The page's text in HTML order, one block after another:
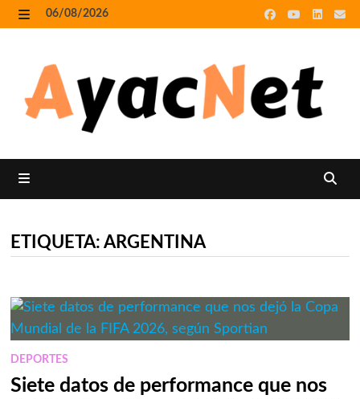
Skip
to
06/08/2026
ETIQUETA: ARGENTINA
DEPORTES
Siete datos de performance que nos